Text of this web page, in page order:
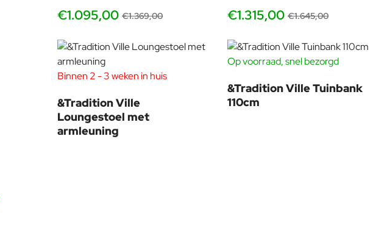
€1.095,00 €1.369,00 €1.315,00 €1.645,00
Binnen 2 - 3 weken in huis
&Tradition Ville
Loungestoel met
armleuning
Op voorraad, snel bezorgd
&Tradition Ville Tuinbank
110cm